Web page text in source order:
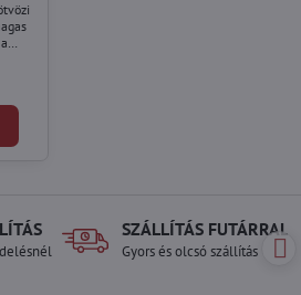
SZÁLLÍTÁS FUTÁRRAL
Gyors és olcsó szállítás